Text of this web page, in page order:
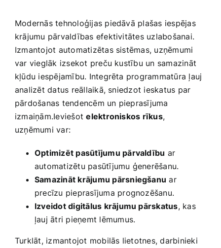
Modernās tehnoloģijas piedāvā plašas iespējas
krājumu pārvaldības efektivitātes uzlabošanai.
Izmantojot automatizētas sistēmas, ​uzņēmumi
var vieglāk izsekot preču kustību un samazināt
kļūdu iespējamību. Integrēta programmatūra ļauj
analizēt datus reāllaikā, sniedzot ieskatus par
pārdošanas tendencēm‌ un pieprasījuma
izmaiņām.Ieviešotelektroniskos rīkus,
uzņēmumi var:
Optimizēt pasūtījumu pārvaldību ar
automatizētu ​pasūtījumu ģenerēšanu.
Samazināt krājumu pārsniegšanu ar
precīzu pieprasījuma prognozēšanu.
Izveidot digitālus krājumu pārskatus, kas
ļauj ātri pieņemt lēmumus.
Turklāt, izmantojot mobilās lietotnes, darbinieki